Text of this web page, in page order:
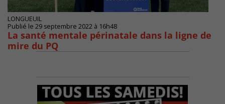
LONGUEUIL
Publié le 29 septembre 2022 à 16h48
La santé mentale périnatale dans la ligne de
mire du PQ